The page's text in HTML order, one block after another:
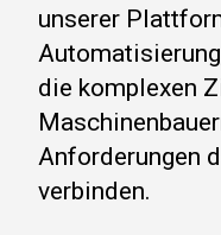
unserer
die komplexen
Anforderungen
verbinden.